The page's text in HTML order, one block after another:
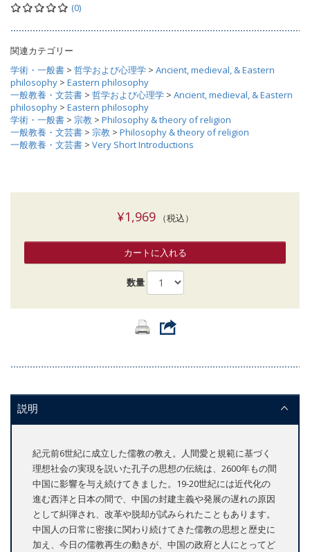
(0)
関連カテゴリー
学術・一般書 > 哲学および心理学 > Ancient, medieval, & Eastern
philosophy > Eastern philosophy
一般教養・文芸書 > 哲学および心理学 > Ancient, medieval, & Eastern
philosophy > Eastern philosophy
学術・一般書 > 宗教 > Philosophy & theory of religion
一般教養・文芸書 > 宗教 > Philosophy & theory of religion
一般教養・文芸書 > Very Short Introductions
¥1,969（税込）
カートに入れる
数量
説明
紀元前6世紀に成立した儒教の教え。人間愛と規範に基づく
理想社会の実現を説いた孔子の思想の伝統は、2600年もの間
中国に影響を与え続けてきました。19-20世紀には近代化の
進む西洋と日本の間で、中国の封建主義や発展の遅れの原因
として糾弾され、改革や脱却が試みられたこともあります。
中国人の日常に密接に関わり続けてきた儒教の思想と歴史に
加え、今日の儒教再生の動きが、中国の政府と人にとってど